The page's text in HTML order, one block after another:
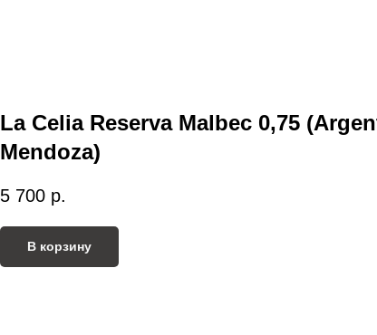
La Celia Reserva Malbec 0,75
Mendoza)
5 700 р.
В корзину